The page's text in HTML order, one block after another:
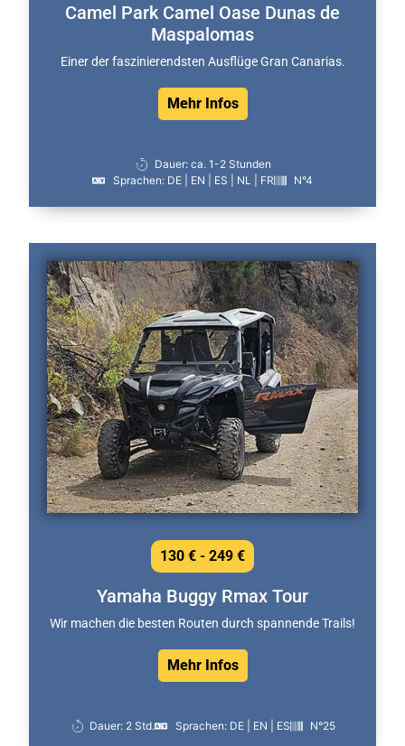
Camel Park Camel Oase Dunas de
Maspalomas
Einer der faszinierendsten Ausflüge Gran Canarias.
Mehr Infos
Dauer: ca. 1-2 Stunden
Sprachen: DE | EN | ES | NL | FR
N°4
Yamaha Buggy Rmax Tour
Wir machen die besten Routen durch spannende Trails!
Mehr Infos
130 € - 249 €
Dauer: 2 Std. Sprachen: DE | EN | ES N°25